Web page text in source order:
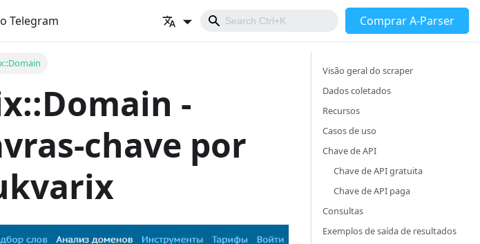
Telegram Comprar A-Parser
-
chave por
Visão geral do scraper
Dados coletados
Recursos
Casos de uso
Chave de API
Chave de API gratuita
Chave de API paga
Consultas
Exemplos de saída de resultados